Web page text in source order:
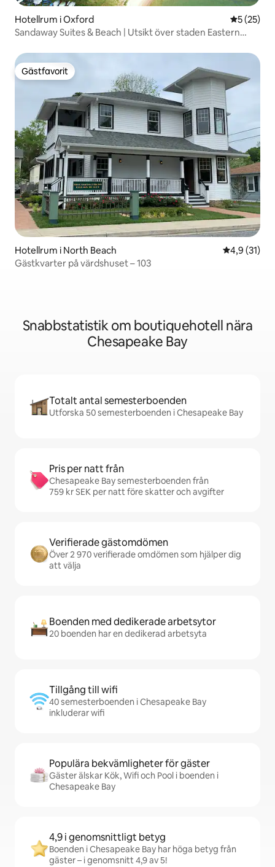
Hotellrum i Oxford 5 av 5 i
5 (25)
Sandaway Suites & Beach | Utsikt över staden Eastern
Gästfavorit
Gästfavorit
Hotellrum i North Beach 4,9 av 5 i
4,9 (31)
Gästkvarter på värdshuset – 103
Snabbstatistik om boutiquehotell nära
Chesapeake Bay
Totalt antal semesterboenden
Utforska 50 semesterboenden i Chesapeake Bay
Pris per natt från
Chesapeake Bay semesterboenden från
759 kr SEK per natt före skatter och avgifter
Verifierade gästomdömen
Över 2 970 verifierade omdömen som hjälper dig
att välja
Boenden med dedikerade arbetsytor
20 boenden har en dedikerad arbetsyta
Tillgång till wifi
40 semesterboenden i Chesapeake Bay
inkluderar wifi
Populära bekvämligheter för gäster
Gäster älskar Kök, Wifi och Pool i boenden i
Chesapeake Bay
4,9 i genomsnittligt betyg
Boenden i Chesapeake Bay har höga betyg från
gäster – i genomsnitt 4,9 av 5!